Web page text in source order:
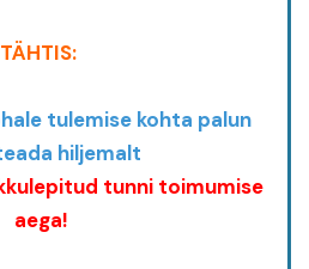
TÄHTIS:
tulemise kohta palun
hiljemalt
tunni toimumise
aega!